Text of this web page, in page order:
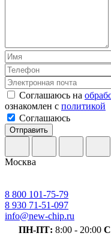
Соглашаюсь на
ознакомлен с политикой
Соглашаюсь
Отправить
Москва
8 800 101-75-79
8 930 71-51-097
info@new-chip.ru
ПН-ПТ: 8:00 - 20:00